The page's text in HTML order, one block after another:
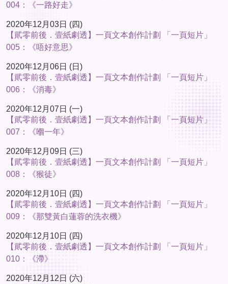
004：《一路好走》
2020年12月03日 (四)
【貮零前後．壹紙劇透】一頁文本創作計劃 「一頁短片」
005：《唔好意思》
2020年12月06日 (日)
【貮零前後．壹紙劇透】一頁文本創作計劃 「一頁短片」
006：《消毒》
2020年12月07日 (一)
【貮零前後．壹紙劇透】一頁文本創作計劃 「一頁短片」
007：《嗰一年》
2020年12月09日 (三)
【貮零前後．壹紙劇透】一頁文本創作計劃 「一頁短片」
008：《猴徒》
2020年12月10日 (四)
【貮零前後．壹紙劇透】一頁文本創作計劃 「一頁短片」
009：《那雙黃白蓮蓉的洗衣機》
2020年12月10日 (四)
【貮零前後．壹紙劇透】一頁文本創作計劃 「一頁短片」
010：《滯》
2020年12月12日 (六)